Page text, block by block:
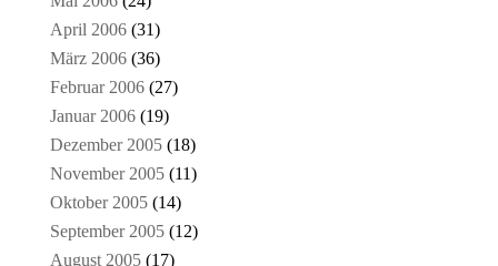
April 2006(31)
März 2006(36)
Februar 2006(27)
Januar 2006(19)
Dezember 2005(18)
November 2005(11)
Oktober 2005(14)
September 2005(12)
August 2005(17)